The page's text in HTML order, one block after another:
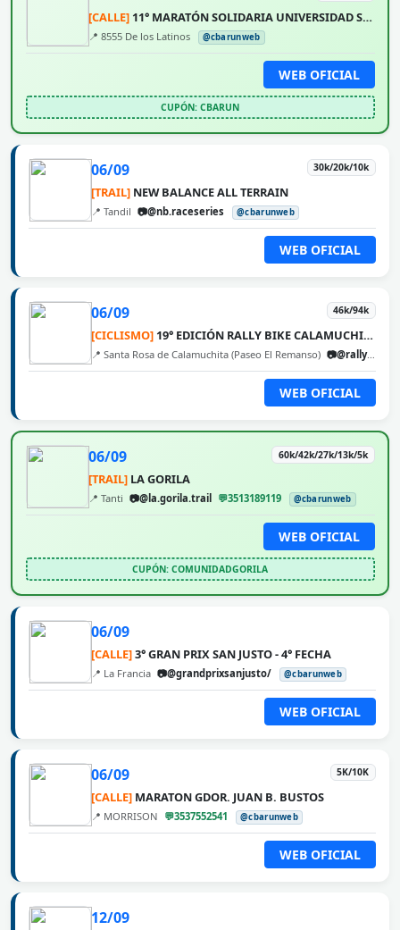
[CALLE]11° MARATÓN SOLIDARIA UNIVERSIDAD SIGLO 21
📍 8555 De los Latinos @cbarunweb
WEB OFICIAL
CUPÓN: CBARUN
06/09 30k/20k/10k
[TRAIL] NEW BALANCE ALL TERRAIN
📍 Tandil 📷@nb.raceseries @cbarunweb
WEB OFICIAL
06/09 46k/94k
[CICLISMO] 19° EDICIÓN RALLY BIKE CALAMUCHITA
📍 Santa Rosa de Calamuchita (Paseo El Remanso) 📷@rallybikecalamuchita
WEB OFICIAL
06/09 60k/42k/27k/13k/5k
[TRAIL]LA GORILA
📍 Tanti 📷@la.gorila.trail 💬3513189119 @cbarunweb
WEB OFICIAL
CUPÓN: COMUNIDADGORILA
06/09
[CALLE]3° GRAN PRIX SAN JUSTO - 4° FECHA
📍 La Francia 📷@grandprixsanjusto/ @cbarunweb
WEB OFICIAL
06/09 5K/10K
[CALLE] MARATON GDOR. JUAN B. BUSTOS
📍 MORRISON 💬3537552541 @cbarunweb
WEB OFICIAL
12/09